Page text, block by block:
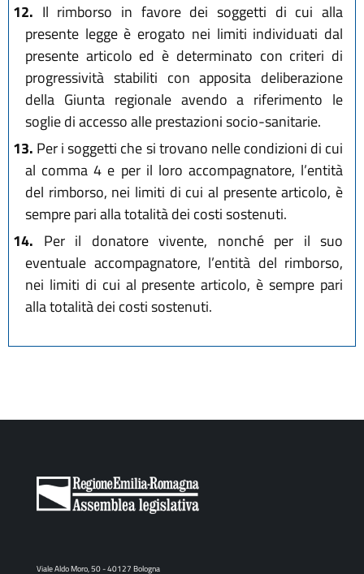
12. Il rimborso in favore dei soggetti di cui alla
presente legge è erogato nei limiti individuati dal
presente articolo ed è determinato con criteri di
progressività stabiliti con apposita deliberazione
della Giunta regionale avendo a riferimento le
soglie di accesso alle prestazioni socio-sanitarie.
13. Per i soggetti che si trovano nelle condizioni di cui
al comma 4 e per il loro accompagnatore, l’entità
del rimborso, nei limiti di cui al presente articolo, è
sempre pari alla totalità dei costi sostenuti.
14. Per il donatore vivente, nonché per il suo
eventuale accompagnatore, l’entità del rimborso,
nei limiti di cui al presente articolo, è sempre pari
alla totalità dei costi sostenuti.
Viale Aldo Moro, 50 - 40127 Bologna